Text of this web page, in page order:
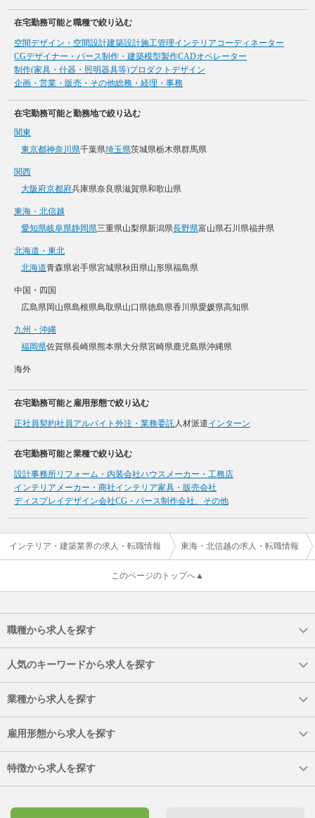
在宅勤務可能と職種で絞り込む
空間デザイン・空間設計建築設計施工管理インテリアコーディネーター
CGデザイナー・パース制作・建築模型製作CADオペレーター
制作(家具・什器・照明器具等)プロダクトデザイン
企画・営業・販売・その他総務・経理・事務
在宅勤務可能と勤務地で絞り込む
関東
東京都神奈川県千葉県埼玉県茨城県栃木県群馬県
関西
大阪府京都府兵庫県奈良県滋賀県和歌山県
東海・北信越
愛知県岐阜県静岡県三重県山梨県新潟県長野県富山県石川県福井県
北海道・東北
北海道青森県岩手県宮城県秋田県山形県福島県
中国・四国
広島県岡山県島根県鳥取県山口県徳島県香川県愛媛県高知県
九州・沖縄
福岡県佐賀県長崎県熊本県大分県宮崎県鹿児島県沖縄県
海外
在宅勤務可能と雇用形態で絞り込む
正社員契約社員アルバイト 外注・業務委託人材派遣インターン
在宅勤務可能と業種で絞り込む
設計事務所リフォーム・内装会社ハウスメーカー・工務店
インテリアメーカー・商社インテリア家具・販売会社
ディスプレイデザイン会社CG・パース制作会社、その他
インテリア・建築業界の求人・転職情報 東海・北信越の求人・転職情報
このページのトップへ▲
職種から求人を探す
人気のキーワードから求人を探す
業種から求人を探す
雇用形態から求人を探す
特徴から求人を探す